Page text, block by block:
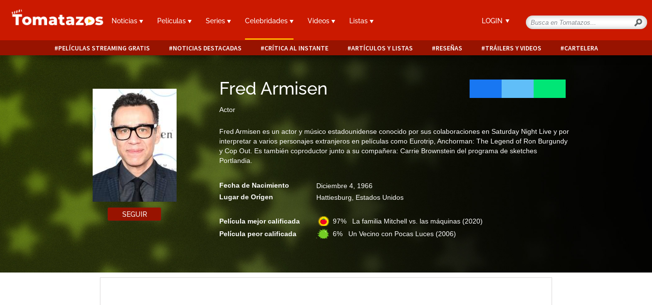
Noticias Películas Series Celebridades Videos Listas LOGIN
PELÍCULAS STREAMING GRATIS NOTICIAS DESTACADAS CRÍTICA AL INSTANTE ARTÍCULOS Y LISTAS RESEÑAS TRÁILERS Y VIDEOS CARTELERA
SEGUIR
Fred Armisen
Actor
Fred Armisen es un actor y músico estadounidense conocido por sus colaboraciones en Saturday Night Live y por
interpretar a varios personajes extranjeros en películas como Eurotrip, Anchorman: The Legend of Ron Burgundy
y Cop Out. Es también coproductor junto a su compañera: Carrie Brownstein del programa de sketches
Portlandia.
Fecha de Nacimiento
Diciembre 4, 1966
Lugar de Orígen
Hattiesburg, Estados Unidos
Película mejor calificada 97% La familia Mitchell vs. las máquinas (2020)
Película peor calificada
6% Un Vecino con Pocas Luces (2006)